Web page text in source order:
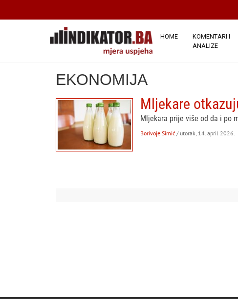
HOME
KOMENTARI I
ANALIZE
EKONOMIJA
Mljekare
Mljekara prije više od da i po
Borivoje Simić / utorak, 14. april 2026.